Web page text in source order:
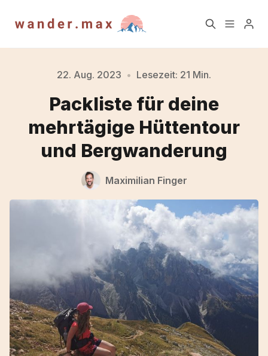
Newsletter Über mich
TrailAktuell Newsletter
Blog Archiv
Account
Bitte gebe mindestens 3 Zeichen ein
22. Aug. 2023 • Lesezeit: 21 Min.
Packliste für deine
mehrtägige Hüttentour
und Bergwanderung
Maximilian Finger